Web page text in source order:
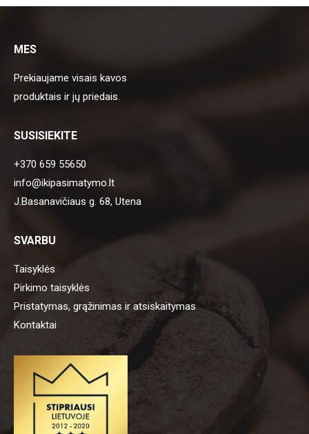
MES
Prekiaujame visais kavos
produktais ir jų priedais.
SUSISIEKITE
+370 659 55650
info@ikipasimatymo.lt
J.Basanavičiaus g. 68, Utena
SVARBU
Taisyklės
Pirkimo taisyklės
Pristatymas, grąžinimas ir atsiskaitymas
Kontaktai